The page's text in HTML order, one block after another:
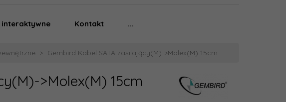
Kontakt ...
Gembird Kabel SATA zasilający(M)->Molex(M) 15cm
>Molex(M) 15cm